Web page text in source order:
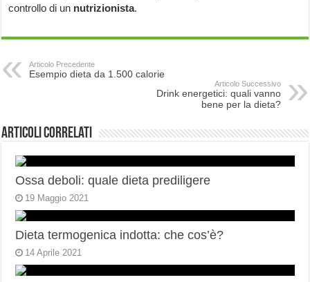
controllo di un nutrizionista.
Articolo Precedente
Esempio dieta da 1.500 calorie
Articolo Successivo
Drink energetici: quali vanno
bene per la dieta?
Articoli correlati
Ossa deboli: quale dieta prediligere
19 Maggio 2021
Dieta termogenica indotta: che cos’è?
14 Aprile 2021